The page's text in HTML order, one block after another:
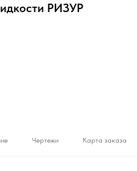
РИЗУР
Чертежи Карта заказа